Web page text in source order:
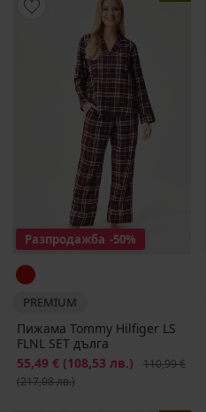
Разпродажба -50%
PREMIUM
Пижама Tommy Hilfiger LS
FLNL SET дълга
Намаление
55,49 € (108,53 лв.)
110,99 €
(217,08 лв.)